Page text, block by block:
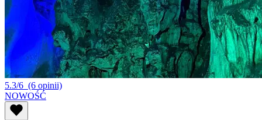
5.3/6 (6 opinii)
NOWOŚĆ